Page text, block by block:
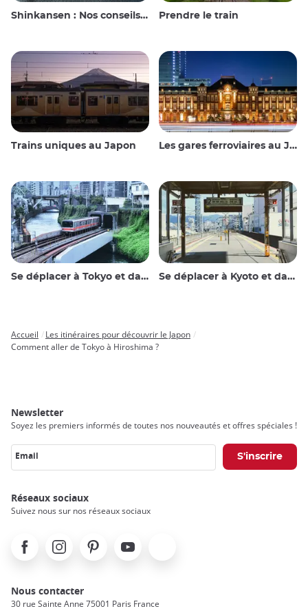
Shinkansen : Nos conseils de voyage pour le train à grande vitesse japonais Prendre le train
Trains uniques au Japon Les gares ferroviaires au Japon
Se déplacer à Tokyo et dans les environs Se déplacer à Kyoto et dans les environs
Breadcrumb
Accueil
Les itinéraires pour découvrir le Japon
Comment aller de Tokyo à Hiroshima ?
Newsletter
Soyez les premiers informés de toutes nos nouveautés et offres spéciales !
Email
Réseaux sociaux
Suivez nous sur nos réseaux sociaux
FacebookInstagramPinterest Youtube
Nous contacter
30 rue Sainte Anne 75001 Paris France